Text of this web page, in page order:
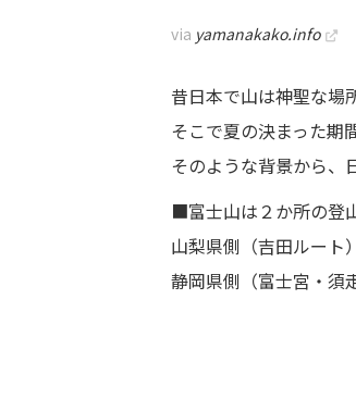
via yamanakako.info
昔日本で山は神聖な場
そこで夏の決まった期
そのような背景から、
■富士山は２か所の登
山梨県側（吉田ルート
静岡県側（富士宮・須